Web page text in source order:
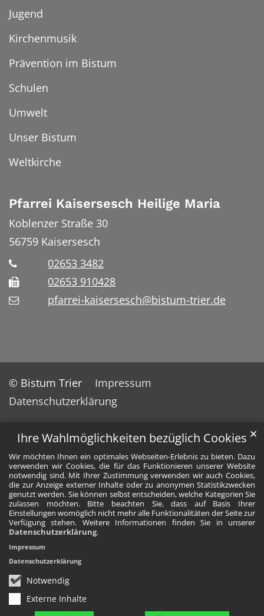
Ihre Wahlmöglichkeiten bezüglich Cookies
Wir möchten Ihnen ein optimales Webseiten-Erlebnis zu bieten. Dazu
verwenden wir Cookies, die für das Funktionieren unserer Website
notwendig sind. Mit Ihrer Zustimmung verwenden wir auch Cookies,
die zur Anzeige externer Inhalte oder zu anonymen Statistikzwecken
genutzt werden. Sie können selbst entscheiden, welche Kategorien Sie
zulassen möchten. Bitte beachten Sie, dass auf Basis Ihrer
Einstellungen womöglich nicht mehr alle Funktionalitäten der Seite zur
Verfügung stehen. Weitere Informationen finden Sie in unserer
Datenschutzerklärung.
Notwendig
Externe Inhalte
✕
Impressum
Datenschutzerklärung
Jugend
Kirchenmusik
Prävention im Bistum
Schulen
Umwelt
Unser Bistum
Weltkirche
Pfarrei Kaisersesch Heilige Maria
Koblenzer Straße 30
56759 Kaisersesch
02653 3482
02653 910428
pfarrei-kaisersesch@bistum-trier.de
© Bistum Trier
Impressum
Datenschutzerklärung